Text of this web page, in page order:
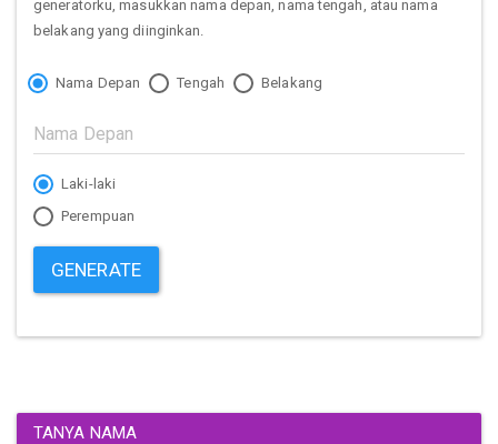
generatorku, masukkan nama depan, nama tengah, atau nama
belakang yang diinginkan.
Nama Depan Tengah Belakang
Laki-laki
Perempuan
GENERATE
TANYA NAMA